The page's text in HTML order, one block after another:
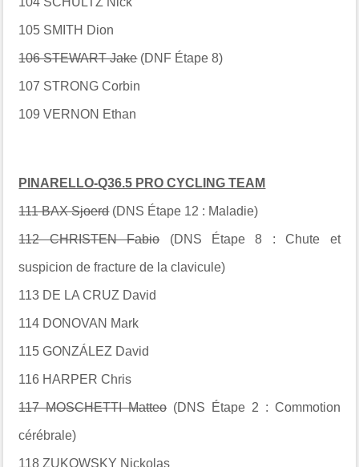
105 SMITH Dion
106 STEWART Jake(DNF Étape 8)
107 STRONG Corbin
109 VERNON Ethan
PINARELLO-Q36.5 PRO CYCLING TEAM
111 BAX Sjoerd(DNS Étape 12 : Maladie)
112 CHRISTEN Fabio(DNS Étape 8 : Chute et
suspicion de fracture de la clavicule)
113 DE LA CRUZ David
114 DONOVAN Mark
115 GONZÁLEZ David
116 HARPER Chris
117 MOSCHETTI Matteo(DNS Étape 2 : Commotion
cérébrale)
118 ZUKOWSKY Nickolas